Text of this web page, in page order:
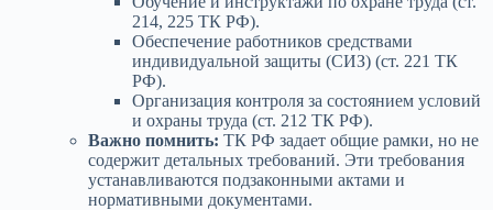
214, 225 ТК РФ).
Обеспечение работников средствами
индивидуальной защиты (СИЗ) (ст. 221 ТК
РФ).
Организация контроля за состоянием условий
и охраны труда (ст. 212 ТК РФ).
Важно помнить: ТК РФ задает общие рамки, но не
содержит детальных требований. Эти требования
устанавливаются подзаконными актами и
нормативными документами.